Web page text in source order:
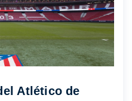
Atlético de